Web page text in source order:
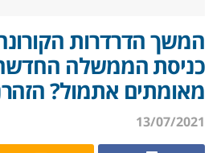
כניסת הממשלה
מאומתים אתמול?
13/07/2021